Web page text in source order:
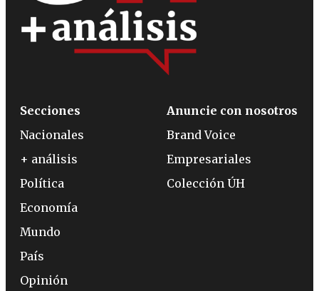
Secciones
Nacionales
+ análisis
Política
Economía
Mundo
País
Opinión
Anuncie con nosotros
Brand Voice
Empresariales
Colección ÚH